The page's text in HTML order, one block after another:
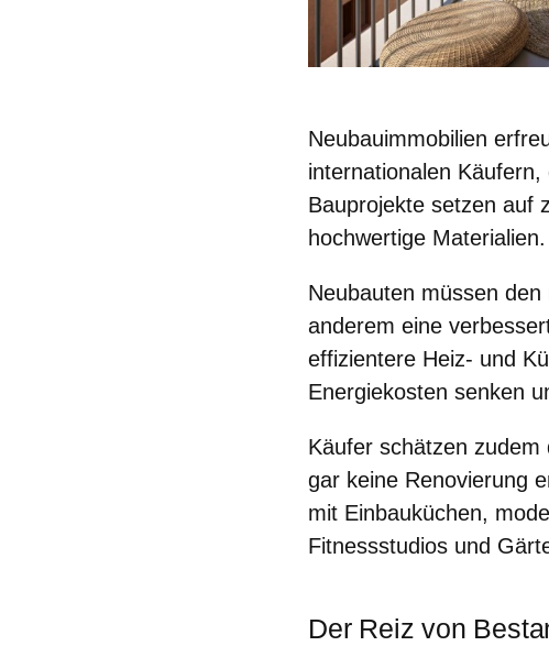
Neubauimmobilien
internationalen Käufern,
Bauprojekte setzen auf
hochwertige Materialien.
Neubauten müssen
anderem eine
effizientere Heiz- und
Energiekosten senken
Käufer schätzen
gar keine Renovierung
mit Einbauküchen,
Fitnessstudios und
Der Reiz von